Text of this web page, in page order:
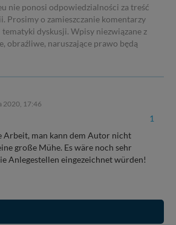
nie ponosi odpowiedzialności za treść
Prosimy o zamieszczanie komentarzy
dyskusji. Wpisy niezwiązane z
obraźliwe, naruszające prawo będą
2020, 17:46
1
Arbeit, man kann dem Autor nicht
große Mühe. Es wäre noch sehr
Anlegestellen eingezeichnet würden!